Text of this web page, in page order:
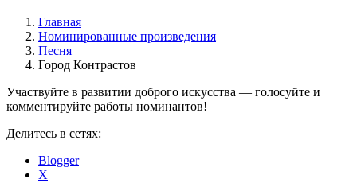
Главная
Номинированные произведения
Песня
Город Контрастов
Участвуйте в развитии доброго искусства — голосуйте и
комментируйте работы номинантов!
Делитесь в сетях:
Blogger
X